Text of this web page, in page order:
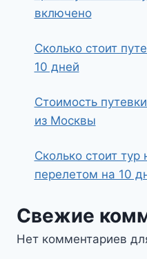
включено
Сколько стоит
10 дней
Стоимость
из Москвы
Сколько стоит тур
перелетом на 10
Свежие
Нет комментариев